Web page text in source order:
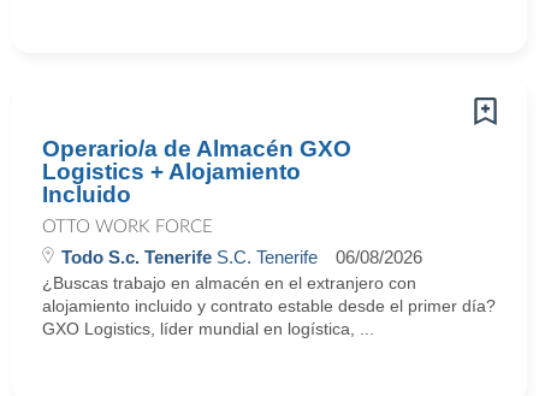
Operario/a de Almacén GXO
Logistics + Alojamiento
Incluido
OTTO WORK FORCE
Todo S.c. Tenerife S.C. Tenerife 06/08/2026
¿Buscas trabajo en almacén en el extranjero con
alojamiento incluido y contrato estable desde el primer día?
GXO Logistics, líder mundial en logística, ...